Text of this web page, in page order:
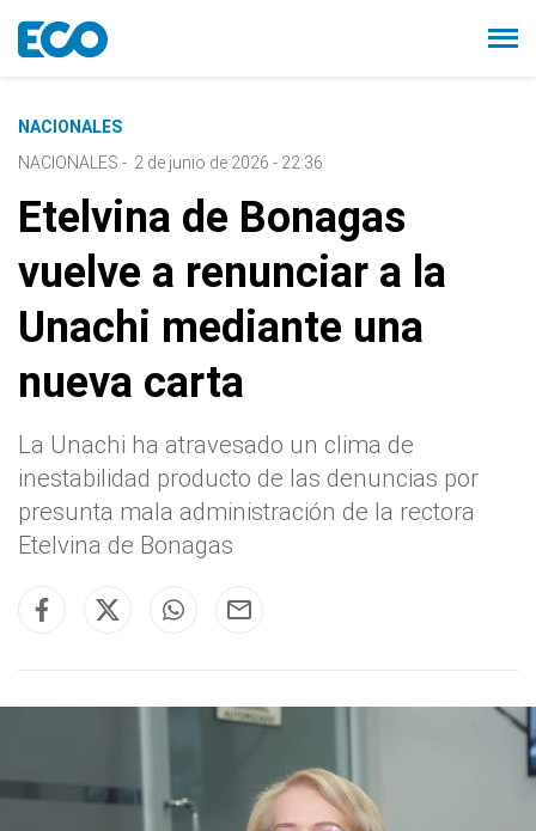
NACIONALES
NACIONALES - 2 de junio de 2026 - 22:36
Etelvina de Bonagas
vuelve a renunciar a la
Unachi mediante una
nueva carta
La Unachi ha atravesado un clima de
inestabilidad producto de las denuncias por
presunta mala administración de la rectora
Etelvina de Bonagas